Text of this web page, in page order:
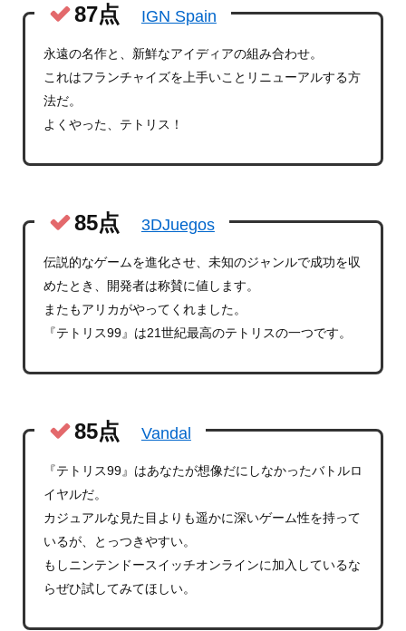
87点 IGN Spain
永遠の名作と、新鮮なアイディアの組み合わせ。
これはフランチャイズを上手いことリニューアルする方
法だ。
よくやった、テトリス！
85点 3DJuegos
伝説的なゲームを進化させ、未知のジャンルで成功を収
めたとき、開発者は称賛に値します。
またもアリカがやってくれました。
『テトリス99』は21世紀最高のテトリスの一つです。
85点 Vandal
『テトリス99』はあなたが想像だにしなかったバトルロ
イヤルだ。
カジュアルな見た目よりも遥かに深いゲーム性を持って
いるが、とっつきやすい。
もしニンテンドースイッチオンラインに加入しているな
らぜひ試してみてほしい。